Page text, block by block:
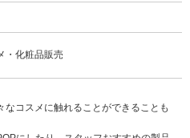
・化粧品販売
なコスメに触れることができることも